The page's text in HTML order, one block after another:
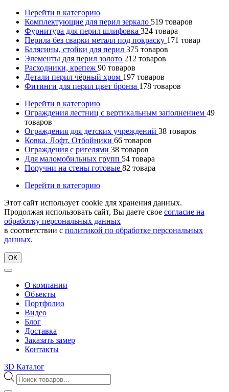
Перейти в категорию
Комплектующие для перил зеркало 519 товаров
Фурнитура для перил шлифовка 324 товара
Перила без сварки металл под покраску 171 товар
Балясины, стойки для перил 375 товаров
Элементы для перил золото 212 товаров
Расходники, крепеж 90 товаров
Детали перил чёрный хром 197 товаров
Фитинги для перил цвет бронза 178 товаров
Перейти в категорию
Ограждения лестниц с вертикальным заполнением 49
товаров
Ограждения для детских учреждений 38 товаров
Ковка. Лофт. Отбойники 66 товаров
Ограждения с ригелями 38 товаров
Для маломобильных групп 54 товара
Поручни на стены готовые 82 товара
Перейти в категорию
Этот сайт использует cookie для хранения данных.
Продолжая использовать сайт, Вы даете свое согласие на
обработку персональных данных
в соответствии с политикой по обработке персональных
данных.
ОК
О компании
Объекты
Портфолио
Видео
Блог
Доставка
Заказать замер
Контакты
3D Каталог
Поиск
товаров